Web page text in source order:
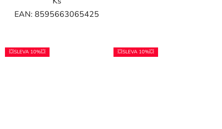
EAN: 8595663065425
💥SLEVA 10%💥 💥SLEVA 10%💥